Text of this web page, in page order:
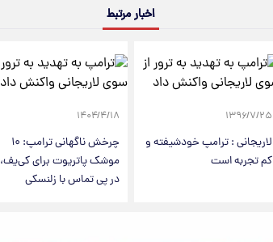
اخبار مرتبط
۱۳۹۶/۷/۲۵
لاریجانی : ترامپ خودشیفته و
کم تجربه است
۱۴۰۴/۴/۱۸
چرخش ناگهانی ترامپ: ۱۰
موشک پاتریوت برای کی‌یف،
در پی تماس با زلنسکی